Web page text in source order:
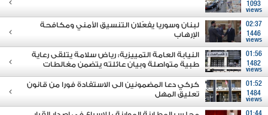
1093
views
02:37
1446
views
لبنان وسوريا يفعّلان التنسيق الأمني ومكافحة
الإرهاب
01:56
1482
views
النيابة العامة التمييزية: رياض سلامة يتلقى رعاية
طبية متواصلة وبيان عائلته يتضمن مغالطات
01:52
1484
views
كركي دعا المضمونين الى الاستفادة فورا من قانون
تعليق المهل